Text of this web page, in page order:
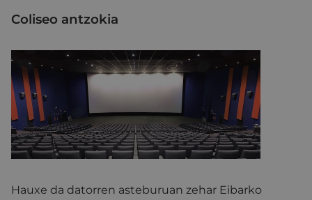
Coliseo antzokia
Hauxe da datorren asteburuan zehar Eibarko